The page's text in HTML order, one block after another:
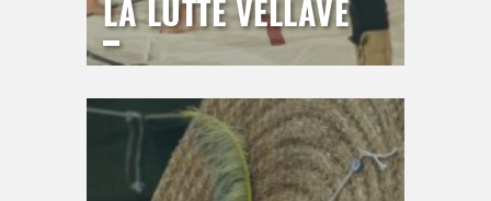
LA LUTTE VELLAVE
Vendredi18 septembre 2026
20h00
Hors saison